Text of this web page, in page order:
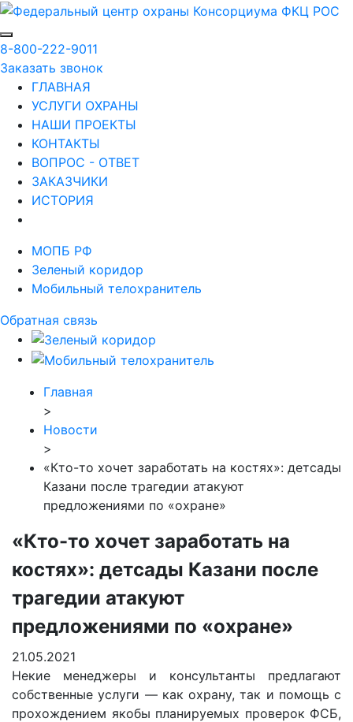
8-800-222-9011
Заказать звонок
ГЛАВНАЯ
УСЛУГИ ОХРАНЫ
НАШИ ПРОЕКТЫ
КОНТАКТЫ
ВОПРОС - ОТВЕТ
ЗАКАЗЧИКИ
ИСТОРИЯ
МОПБ РФ
Зеленый коридор
Мобильный телохранитель
Обратная связь
Главная
>
Новости
>
«Кто-то хочет заработать на костях»: детсады
Казани после трагедии атакуют
предложениями по «охране»
«Кто-то хочет заработать на
костях»: детсады Казани после
трагедии атакуют
предложениями по «охране»
21.05.2021
Некие менеджеры и консультанты предлагают
собственные услуги — как охрану, так и помощь с
прохождением якобы планируемых проверок ФСБ,